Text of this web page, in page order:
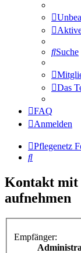
Suche
Das
FAQ
Anmelden
Pflegenetz
Suche
Kontakt mit
aufnehmen
Empfänger: